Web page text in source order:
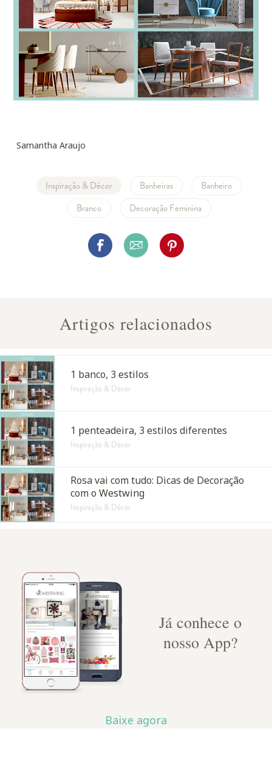
Samantha Araujo
Inspiração & Décor Banheiras
Banheiro
Branco
Decoração Feminina
Artigos relacionados
1 banco, 3 estilos
Inspiração & Décor
1 penteadeira, 3 estilos diferentes
Inspiração & Décor
Rosa vai com tudo: Dicas de Decoração
com o Westwing
Inspiração & Décor
Já conhece o
nosso App?
Baixe agora